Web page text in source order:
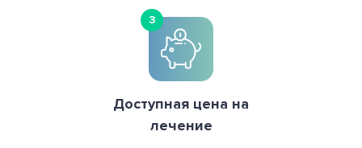
3
Доступная цена на
лечение